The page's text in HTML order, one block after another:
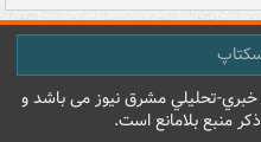
تحليلي مشرق نيوز می باشد و
منبع بلامانع است.